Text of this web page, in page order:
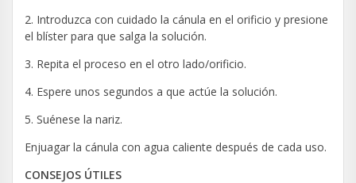
2. Introduzca con cuidado la cánula en el orificio y presione
el blíster para que salga la solución.
3. Repita el proceso en el otro lado/orificio.
4. Espere unos segundos a que actúe la solución.
5. Suénese la nariz.
Enjuagar la cánula con agua caliente después de cada uso.
CONSEJOS ÚTILES